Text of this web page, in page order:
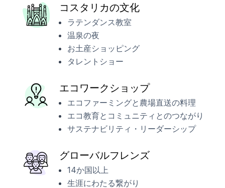
コスタリカの文化
ラテンダンス教室
温泉の夜
お土産ショッピング
タレントショー
エコワークショップ
エコファーミングと農場直送の料理
エコ教育とコミュニティとのつながり
サステナビリティ・リーダーシップ
グローバルフレンズ
14か国以上
生涯にわたる繋がり